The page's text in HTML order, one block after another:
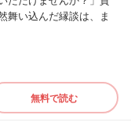
舞い込んだ縁談は、ま
無料で読む